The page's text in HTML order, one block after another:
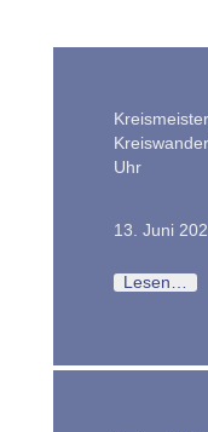
Uhr
13. Juni
Lesen…